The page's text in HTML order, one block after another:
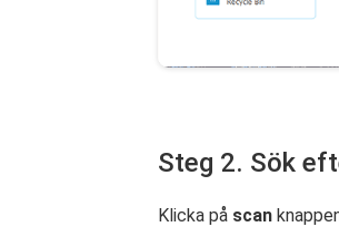
Steg 2. Sök
Klicka på scan